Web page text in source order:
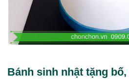
Bánh sinh nhật tặng